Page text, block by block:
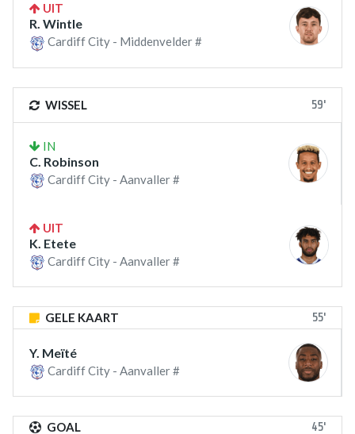
UIT
R. Wintle
Cardiff City - Middenvelder #
WISSEL 59'
IN
C. Robinson
Cardiff City - Aanvaller #
UIT
K. Etete
Cardiff City - Aanvaller #
GELE KAART 55'
Y. Meïté
Cardiff City - Aanvaller #
GOAL 45'